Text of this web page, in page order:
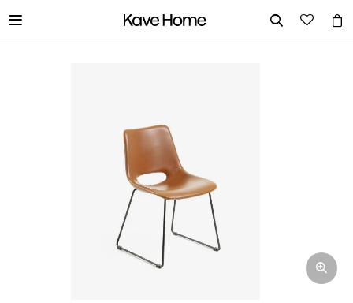
 
Correo electrónico